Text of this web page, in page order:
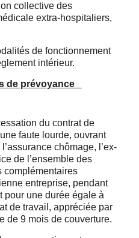
collective des
extra-hospitaliers,
de fonctionnement
intérieur.
de prévoyance
du contrat de
faute lourde, ouvrant
chômage, l’ex-
de l’ensemble des
complémentaires
entreprise, pendant
pour une durée égale à
de travail, appréciée par
de 9 mois de couverture.